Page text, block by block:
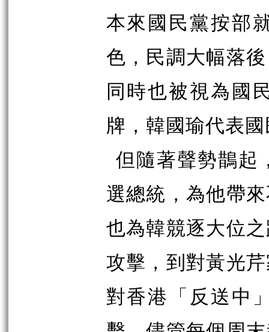
本來國民黨按部
色，民調大幅落
同時也被視為國
牌，韓國瑜代表
但隨著聲勢鵲起
選總統，為他帶
也為韓競逐大位
攻擊，到對黃光
對香港「反送中